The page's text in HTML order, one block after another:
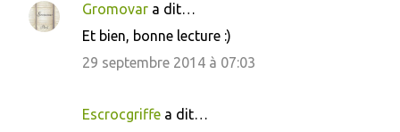
Gromovar a dit…
Et bien, bonne lecture :)
29 septembre 2014 à 07:03
Escrocgriffe a dit…